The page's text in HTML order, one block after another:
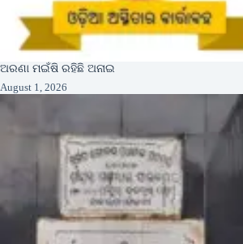
ଅରଣା ମଇଁଷି ରହିଛି ଅନାଇ
August 1, 2026